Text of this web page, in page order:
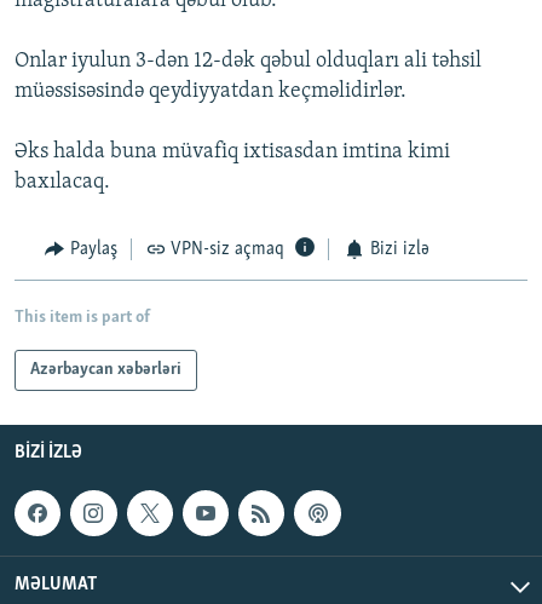
Onlar iyulun 3-dən 12-dək qəbul olduqları ali təhsil
müəssisəsində qeydiyyatdan keçməlidirlər.
Əks halda buna müvafiq ixtisasdan imtina kimi
baxılacaq.
Paylaş VPN-siz açmaq Bizi izlə
This item is part of
Azərbaycan xəbərləri
BIZI IZLƏ
MƏLUMAT